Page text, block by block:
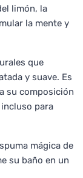
limón, la
la mente y
que
y suave. Es
su composición
para
mágica de
su baño en un